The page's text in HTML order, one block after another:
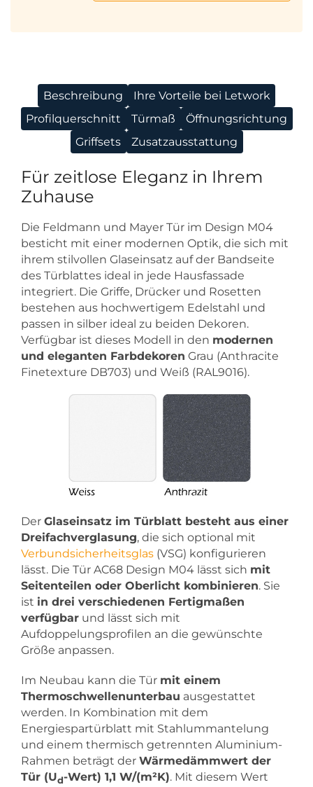
Beschreibung
Ihre Vorteile bei Letwork
Profilquerschnitt
Türmaß
Öffnungsrichtung
Griffsets
Zusatzausstattung
Für zeitlose Eleganz in Ihrem
Zuhause
Die Feldmann und Mayer Tür im Design M04
besticht mit einer modernen Optik, die sich mit
ihrem stilvollen Glaseinsatz auf der Bandseite
des Türblattes ideal in jede Hausfassade
integriert. Die Griffe, Drücker und Rosetten
bestehen aus hochwertigem Edelstahl und
passen in silber ideal zu beiden Dekoren.
Verfügbar ist dieses Modell in den modernen
und eleganten Farbdekoren Grau (Anthracite
Finetexture DB703) und Weiß (RAL9016).
Der Glaseinsatz im Türblatt besteht aus einer
Dreifachverglasung, die sich optional mit
Verbundsicherheitsglas (VSG) konfigurieren
lässt. Die Tür AC68 Design M04 lässt sich mit
Seitenteilen oder Oberlicht kombinieren. Sie
ist in drei verschiedenen Fertigmaßen
verfügbar und lässt sich mit
Aufdoppelungsprofilen an die gewünschte
Größe anpassen.
Im Neubau kann die Tür mit einem
Thermoschwellenunterbau ausgestattet
werden. In Kombination mit dem
Energiespartürblatt mit Stahlummantelung
und einem thermisch getrennten Aluminium-
Rahmen beträgt der Wärmedämmwert der
Tür (Ud-Wert) 1,1 W/(m²K). Mit diesem Wert